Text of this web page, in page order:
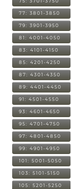
77: 3801-3850
79: 3901-3950
81: 4001-4050
83: 4101-4150
85: 4201-4250
87: 4301-4350
89: 4401-4450
91: 4501-4550
93: 4601-4650
95: 4701-4750
97: 4801-4850
99: 4901-4950
101: 5001-5050
103: 5101-5150
105: 5201-5250